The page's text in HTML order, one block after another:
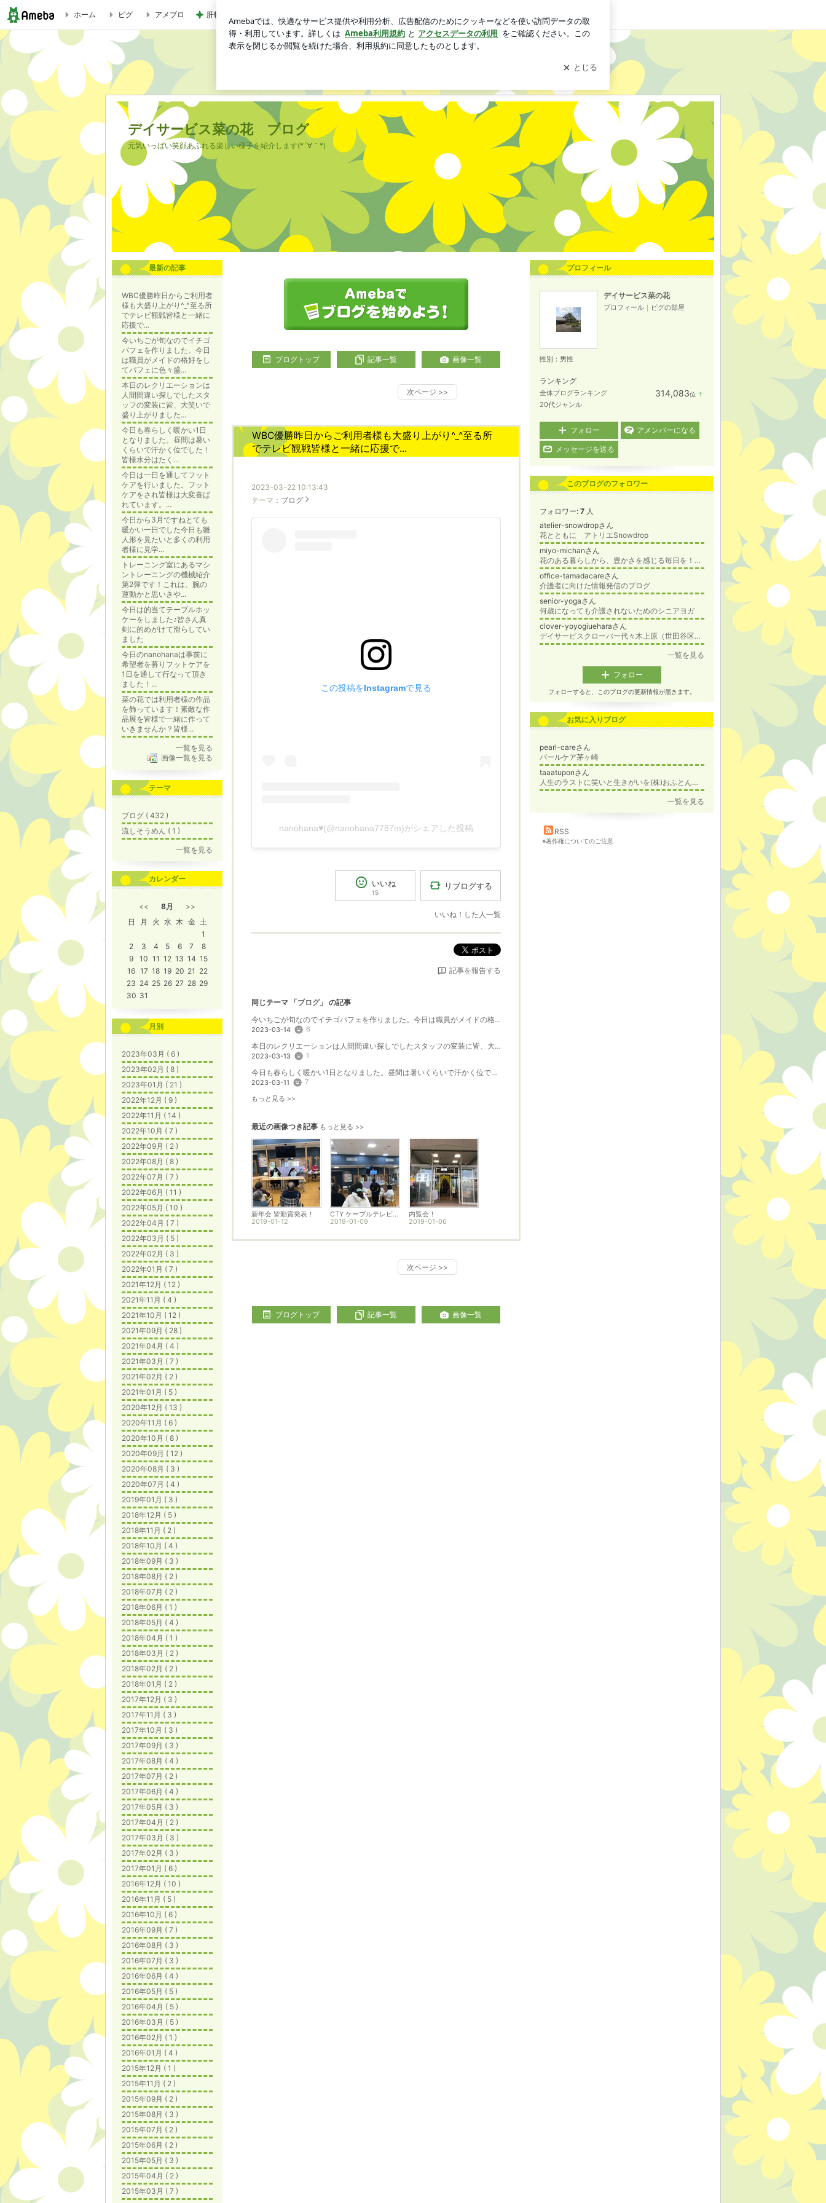
デイサービス菜の花 ブログ
ホーム ピグ アメブロ 肝転移憎悪と腹膜播種の疑い出現 ログイン
デイサービス菜の花 ブログ
元気いっぱい笑顔あふれる楽しい様子を紹介します(*´∀｀*)
ブログトップ 記事一覧 画像一覧
次ページ >>
WBC優勝昨日からご利用者様も大盛り上がり^_^至る所
でテレビ観戦皆様と一緒に応援で...
2023-03-22 10:13:43
テーマ： ブログ
この投稿をInstagramで見る
nanohana♥️(@nanohana7787m)がシェアした投稿
いいね
15
リブログする
いいね！した人一覧
ポスト
記事を報告する
同じテーマ 「ブログ」 の記事
今いちごが旬なのでイチゴパフェを作りました。今日は職員がメイドの格好をしてパフェに色々盛...
2023-03-14 6
本日のレクリエーションは人間間違い探しでしたスタッフの変装に皆、大笑いで盛り上がりました...
2023-03-13 1
今日も春らしく暖かい1日となりました。昼間は暑いくらいで汗かく位でした！皆様水分はたく...
2023-03-11 7
もっと見る >>
最近の画像つき記事 もっと見る >>
新年会 皆勤賞発表！
2019-01-12
CTY ケーブルテレビ放送
2019-01-09
内覧会！
2019-01-06
次ページ >>
ブログトップ 記事一覧 画像一覧
プロフィール
デイサービス菜の花
プロフィール ｜ ピグの部屋
性別： 男性
ランキング
全体ブログランキング 314,083位 ↑
20代ジャンル
フォロー アメンバーになる
メッセージを送る
このブログのフォロワー
フォロワー: 7 人
atelier-snowdropさん
花とともに アトリエSnowdrop
miyo-michanさん
花のある暮らしから、豊かさを感じる毎日を！☆フラワーフラワーアレンジメント教室ニコニコフラワー☆オンライン・対面レッスン★船橋
office-tamadacareさん
介護者に向けた情報発信のブログ
senior-yogaさん
何歳になっても介護されないためのシニアヨガ
clover-yoyogiueharaさん
デイサービスクローバー代々木上原（世田谷区）のブログ
一覧を見る
フォロー
フォローすると、このブログの更新情報が届きます。
お気に入りブログ
pearl-careさん
パールケア茅ヶ崎
taaatuponさん
人生のラストに笑いと生きがいを(株)おふとん・介護エンターテイメント協会
一覧を見る
RSS
※著作権についてのご注意
最新の記事
WBC優勝昨日からご利用者
様も大盛り上がり^_^至る所
でテレビ観戦皆様と一緒に
応援で...
今いちごが旬なのでイチゴ
パフェを作りました。今日
は職員がメイドの格好をし
てパフェに色々盛...
本日のレクリエーションは
人間間違い探しでしたスタ
ッフの変装に皆、大笑いで
盛り上がりました...
今日も春らしく暖かい1日
となりました。昼間は暑い
くらいで汗かく位でした！
皆様水分はたく...
今日は一日を通してフット
ケアを行いました。フット
ケアをされ皆様は大変喜ば
れています。...
今日から3月ですねとても
暖かい一日でした今日も雛
人形を見たいと多くの利用
者様に見学...
トレーニング室にあるマシ
ントレーニングの機械紹介
第2弾です！これは、腕の
運動かと思いきや...
今日は的当てテーブルホッ
ケーをしました♪皆さん真
剣に的めがけて滑らしてい
ました
今日のnanohanaは事前に
希望者を募りフットケアを
1日を通して行なって頂き
ました！...
菜の花では利用者様の作品
を飾っています！素敵な作
品展を皆様で一緒に作って
いきませんか？皆様...
一覧を見る
画像一覧を見る
テーマ
ブログ ( 432 )
流しそうめん ( 1 )
一覧を見る
カレンダー
<< 8月
>>
日
月 火 水 木 金 土
1
2
3 4 5 6 7
8
9
10 11 12 13 14 15
16 17 18 19 20 21 22
23 24 25 26 27 28 29
30 31
月別
2023年03月 ( 6 )
2023年02月 ( 8 )
2023年01月 ( 21 )
2022年12月 ( 9 )
2022年11月 ( 14 )
2022年10月 ( 7 )
2022年09月 ( 2 )
2022年08月 ( 8 )
2022年07月 ( 7 )
2022年06月 ( 11 )
2022年05月 ( 10 )
2022年04月 ( 7 )
2022年03月 ( 5 )
2022年02月 ( 3 )
2022年01月 ( 7 )
2021年12月 ( 12 )
2021年11月 ( 4 )
2021年10月 ( 12 )
2021年09月 ( 28 )
2021年04月 ( 4 )
2021年03月 ( 7 )
2021年02月 ( 2 )
2021年01月 ( 5 )
2020年12月 ( 13 )
2020年11月 ( 6 )
2020年10月 ( 8 )
2020年09月 ( 12 )
2020年08月 ( 3 )
2020年07月 ( 4 )
2019年01月 ( 3 )
2018年12月 ( 5 )
2018年11月 ( 2 )
2018年10月 ( 4 )
2018年09月 ( 3 )
2018年08月 ( 2 )
2018年07月 ( 2 )
2018年06月 ( 1 )
2018年05月 ( 4 )
2018年04月 ( 1 )
2018年03月 ( 2 )
2018年02月 ( 2 )
2018年01月 ( 2 )
2017年12月 ( 3 )
2017年11月 ( 3 )
2017年10月 ( 3 )
2017年09月 ( 3 )
2017年08月 ( 4 )
2017年07月 ( 2 )
2017年06月 ( 4 )
2017年05月 ( 3 )
2017年04月 ( 2 )
2017年03月 ( 3 )
2017年02月 ( 3 )
2017年01月 ( 6 )
2016年12月 ( 10 )
2016年11月 ( 5 )
2016年10月 ( 6 )
2016年09月 ( 7 )
2016年08月 ( 3 )
2016年07月 ( 3 )
2016年06月 ( 4 )
2016年05月 ( 5 )
2016年04月 ( 5 )
2016年03月 ( 5 )
2016年02月 ( 1 )
2016年01月 ( 4 )
2015年12月 ( 1 )
2015年11月 ( 2 )
2015年09月 ( 2 )
2015年08月 ( 3 )
2015年07月 ( 2 )
2015年06月 ( 2 )
2015年05月 ( 3 )
2015年04月 ( 2 )
2015年03月 ( 7 )